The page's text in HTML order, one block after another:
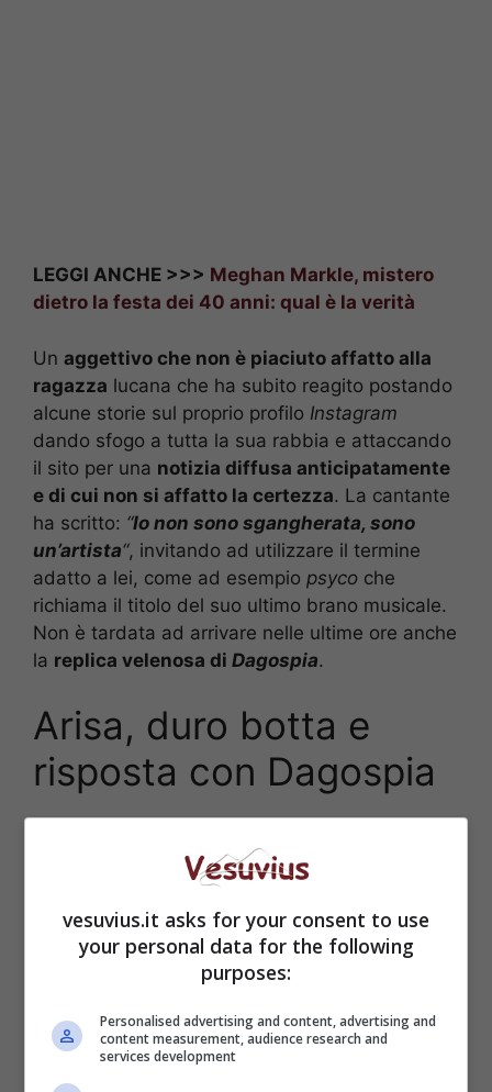
LEGGI ANCHE >>> Meghan Markle, mistero
dietro la festa dei 40 anni: qual è la verità
Un aggettivo che non è piaciuto affatto alla
ragazza lucana che ha subito reagito postando
alcune storie sul proprio profilo Instagram
dando sfogo a tutta la sua rabbia e attaccando
il sito per una notizia diffusa anticipatamente
e di cui non si affatto la certezza. La cantante
ha scritto: “Io non sono sgangherata, sono
un’artista“, invitando ad utilizzare il termine
adatto a lei, come ad esempio psyco che
richiama il titolo del suo ultimo brano musicale.
Non è tardata ad arrivare nelle ultime ore anche
la replica velenosa di Dagospia.
Arisa, duro botta e
risposta con Dagospia
vesuvius.it asks for your consent to use
your personal data for the following
purposes:
Personalised advertising and content, advertising and
content measurement, audience research and
services development